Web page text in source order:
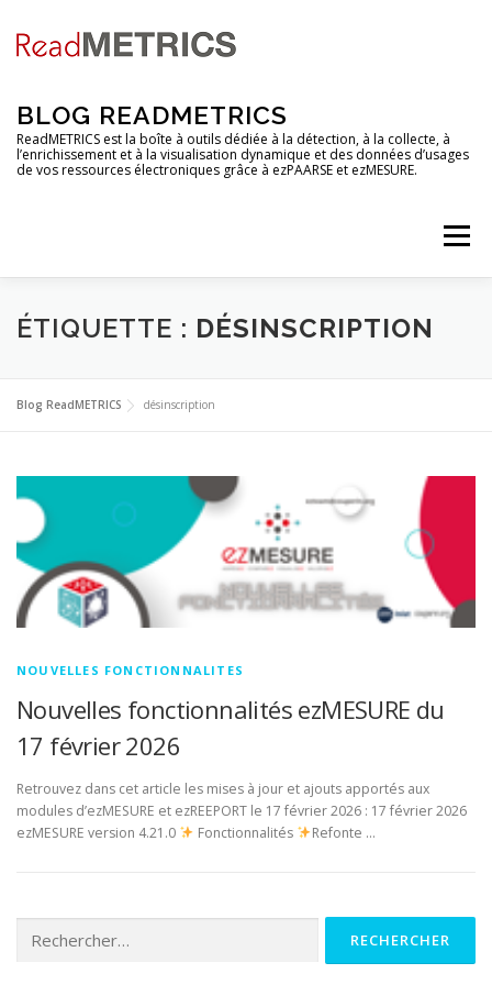
contenu
BLOG READMETRICS
ReadMETRICS est la boîte à outils dédiée à la détection, à la collecte, à
l’enrichissement et à la visualisation dynamique et des données d’usages
de vos ressources électroniques grâce à ezPAARSE et ezMESURE.
Menu
NOUVELLES FONCTIONNALITES
ANALYSES DE PLATEFORMES
EZCOUNTER FAQ & GLOSSAIRE
COM DOCUMENTATION ENGLISH
ÉTIQUETTE : DÉSINSCRIPTION
Blog ReadMETRICS désinscription
NOUVELLES FONCTIONNALITES
Nouvelles fonctionnalités ezMESURE du
17 février 2026
Retrouvez dans cet article les mises à jour et ajouts apportés aux
modules d’ezMESURE et ezREEPORT le 17 février 2026 : 17 février 2026
ezMESURE version 4.21.0
Fonctionnalités Refonte …